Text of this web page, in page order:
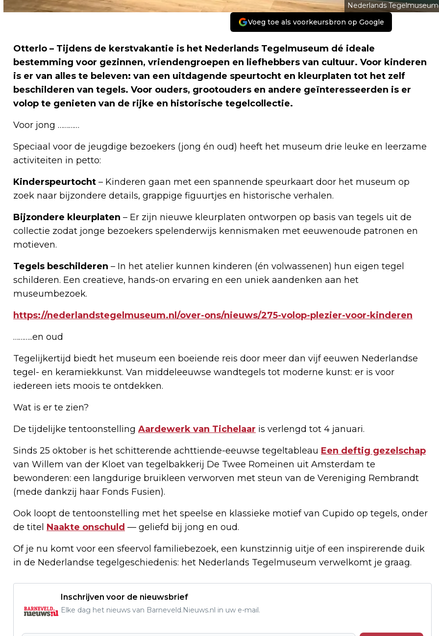
Nederlands Tegelmuseum
Voeg toe als voorkeursbron op Google
Otterlo – Tijdens de kerstvakantie is het Nederlands Tegelmuseum dé ideale
bestemming voor gezinnen, vriendengroepen en liefhebbers van cultuur. Voor kinderen
is er van alles te beleven: van een uitdagende speurtocht en kleurplaten tot het zelf
beschilderen van tegels. Voor ouders, grootouders en andere geïnteresseerden is er
volop te genieten van de rijke en historische tegelcollectie.
Voor jong …………
Speciaal voor de jeugdige bezoekers (jong én oud) heeft het museum drie leuke en leerzame
activiteiten in petto:
Kinderspeurtocht – Kinderen gaan met een spannende speurkaart door het museum op
zoek naar bijzondere details, grappige figuurtjes en historische verhalen.
Bijzondere kleurplaten – Er zijn nieuwe kleurplaten ontworpen op basis van tegels uit de
collectie zodat jonge bezoekers spelenderwijs kennismaken met eeuwenoude patronen en
motieven.
Tegels beschilderen – In het atelier kunnen kinderen (én volwassenen) hun eigen tegel
schilderen. Een creatieve, hands-on ervaring en een uniek aandenken aan het
museumbezoek.
https://nederlandstegelmuseum.nl/over-ons/nieuws/275-volop-plezier-voor-kinderen
………..en oud
Tegelijkertijd biedt het museum een boeiende reis door meer dan vijf eeuwen Nederlandse
tegel- en keramiekkunst. Van middeleeuwse wandtegels tot moderne kunst: er is voor
iedereen iets moois te ontdekken.
Wat is er te zien?
De tijdelijke tentoonstelling Aardewerk van Tichelaar is verlengd tot 4 januari.
Sinds 25 oktober is het schitterende achttiende-eeuwse tegeltableau Een deftig gezelschap
van Willem van der Kloet van tegelbakkerij De Twee Romeinen uit Amsterdam te
bewonderen: een langdurige bruikleen verworven met steun van de Vereniging Rembrandt
(mede dankzij haar Fonds Fusien).
Ook loopt de tentoonstelling met het speelse en klassieke motief van Cupido op tegels, onder
de titel Naakte onschuld — geliefd bij jong en oud.
Of je nu komt voor een sfeervol familiebezoek, een kunstzinnig uitje of een inspirerende duik
in de Nederlandse tegelgeschiedenis: het Nederlands Tegelmuseum verwelkomt je graag.
Inschrijven voor de nieuwsbrief
Elke dag het nieuws van Barneveld.Nieuws.nl in uw e-mail.